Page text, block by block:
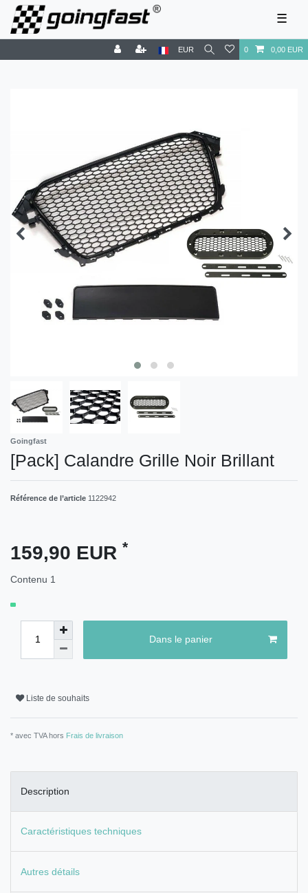
☰
EUR 0 0,00 EUR
Goingfast
[Pack] Calandre Grille Noir Brillant
Référence de l’article 1122942
159,90 EUR *
Contenu 1
Dans le panier
Liste de souhaits
* avec TVA hors Frais de livraison
Description
Caractéristiques techniques
Autres détails